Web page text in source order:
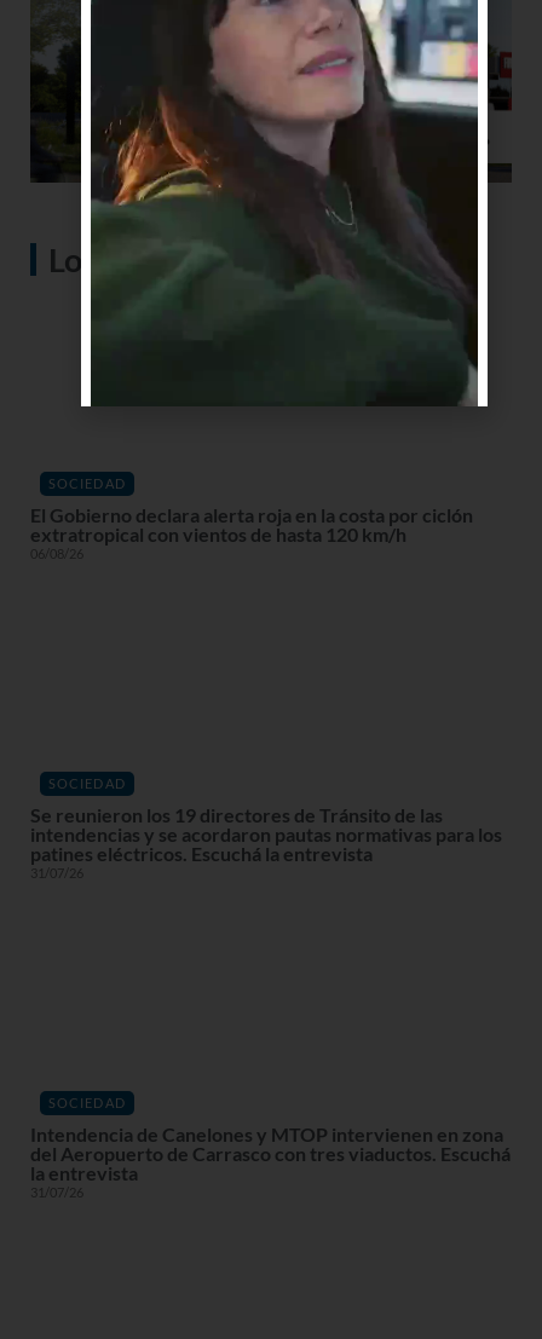
Lo más visto
SOCIEDAD
El Gobierno declara alerta roja en la costa por ciclón
extratropical con vientos de hasta 120 km/h
06/08/26
SOCIEDAD
Se reunieron los 19 directores de Tránsito de las
intendencias y se acordaron pautas normativas para los
patines eléctricos. Escuchá la entrevista
31/07/26
SOCIEDAD
Intendencia de Canelones y MTOP intervienen en zona
del Aeropuerto de Carrasco con tres viaductos. Escuchá
la entrevista
31/07/26